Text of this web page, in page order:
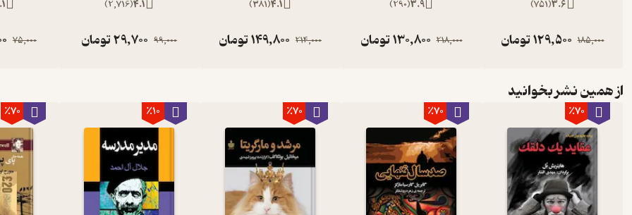
3.6
(
751
)
185,000
129,500تومان
3.9
(
290
)
218,000
130,800تومان
4.1
(
381
)
214,000
149,800تومان
4.1
(
2,716
)
99,000
29,700تومان 75,000
از همین نشر بخوانید
٪70 ٪70 ٪70 ٪10 ٪70